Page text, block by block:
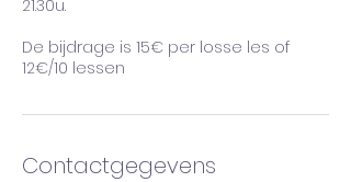
21.30u.
De bijdrage is 15€ per losse les of
12€/10 lessen
Contactgegevens